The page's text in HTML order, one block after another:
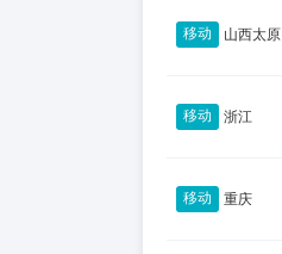
移动 山西太原
移动 浙江
移动 重庆